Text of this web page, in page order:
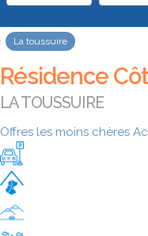
La toussuire
Résidence
LA TOUSSUIRE
Offres les moins chères